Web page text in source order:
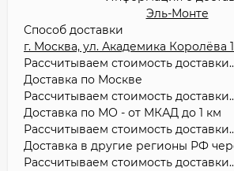
Эль-Монте
Способ доставки
г. Москва, ул. Академика Королёва
Рассчитываем стоимость
Доставка по Москве
Рассчитываем стоимость
Доставка по МО - от МКАД до 1 км
Рассчитываем стоимость
Доставка в другие регионы РФ
Рассчитываем стоимость